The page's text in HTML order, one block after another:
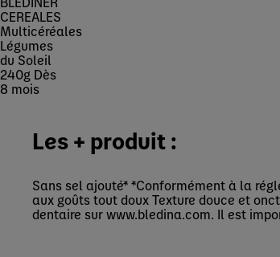
Les + produit :
Sans sel ajouté* *Conformément à la
aux goûts tout doux Texture douce et
dentaire sur www.bledina.com. Il est